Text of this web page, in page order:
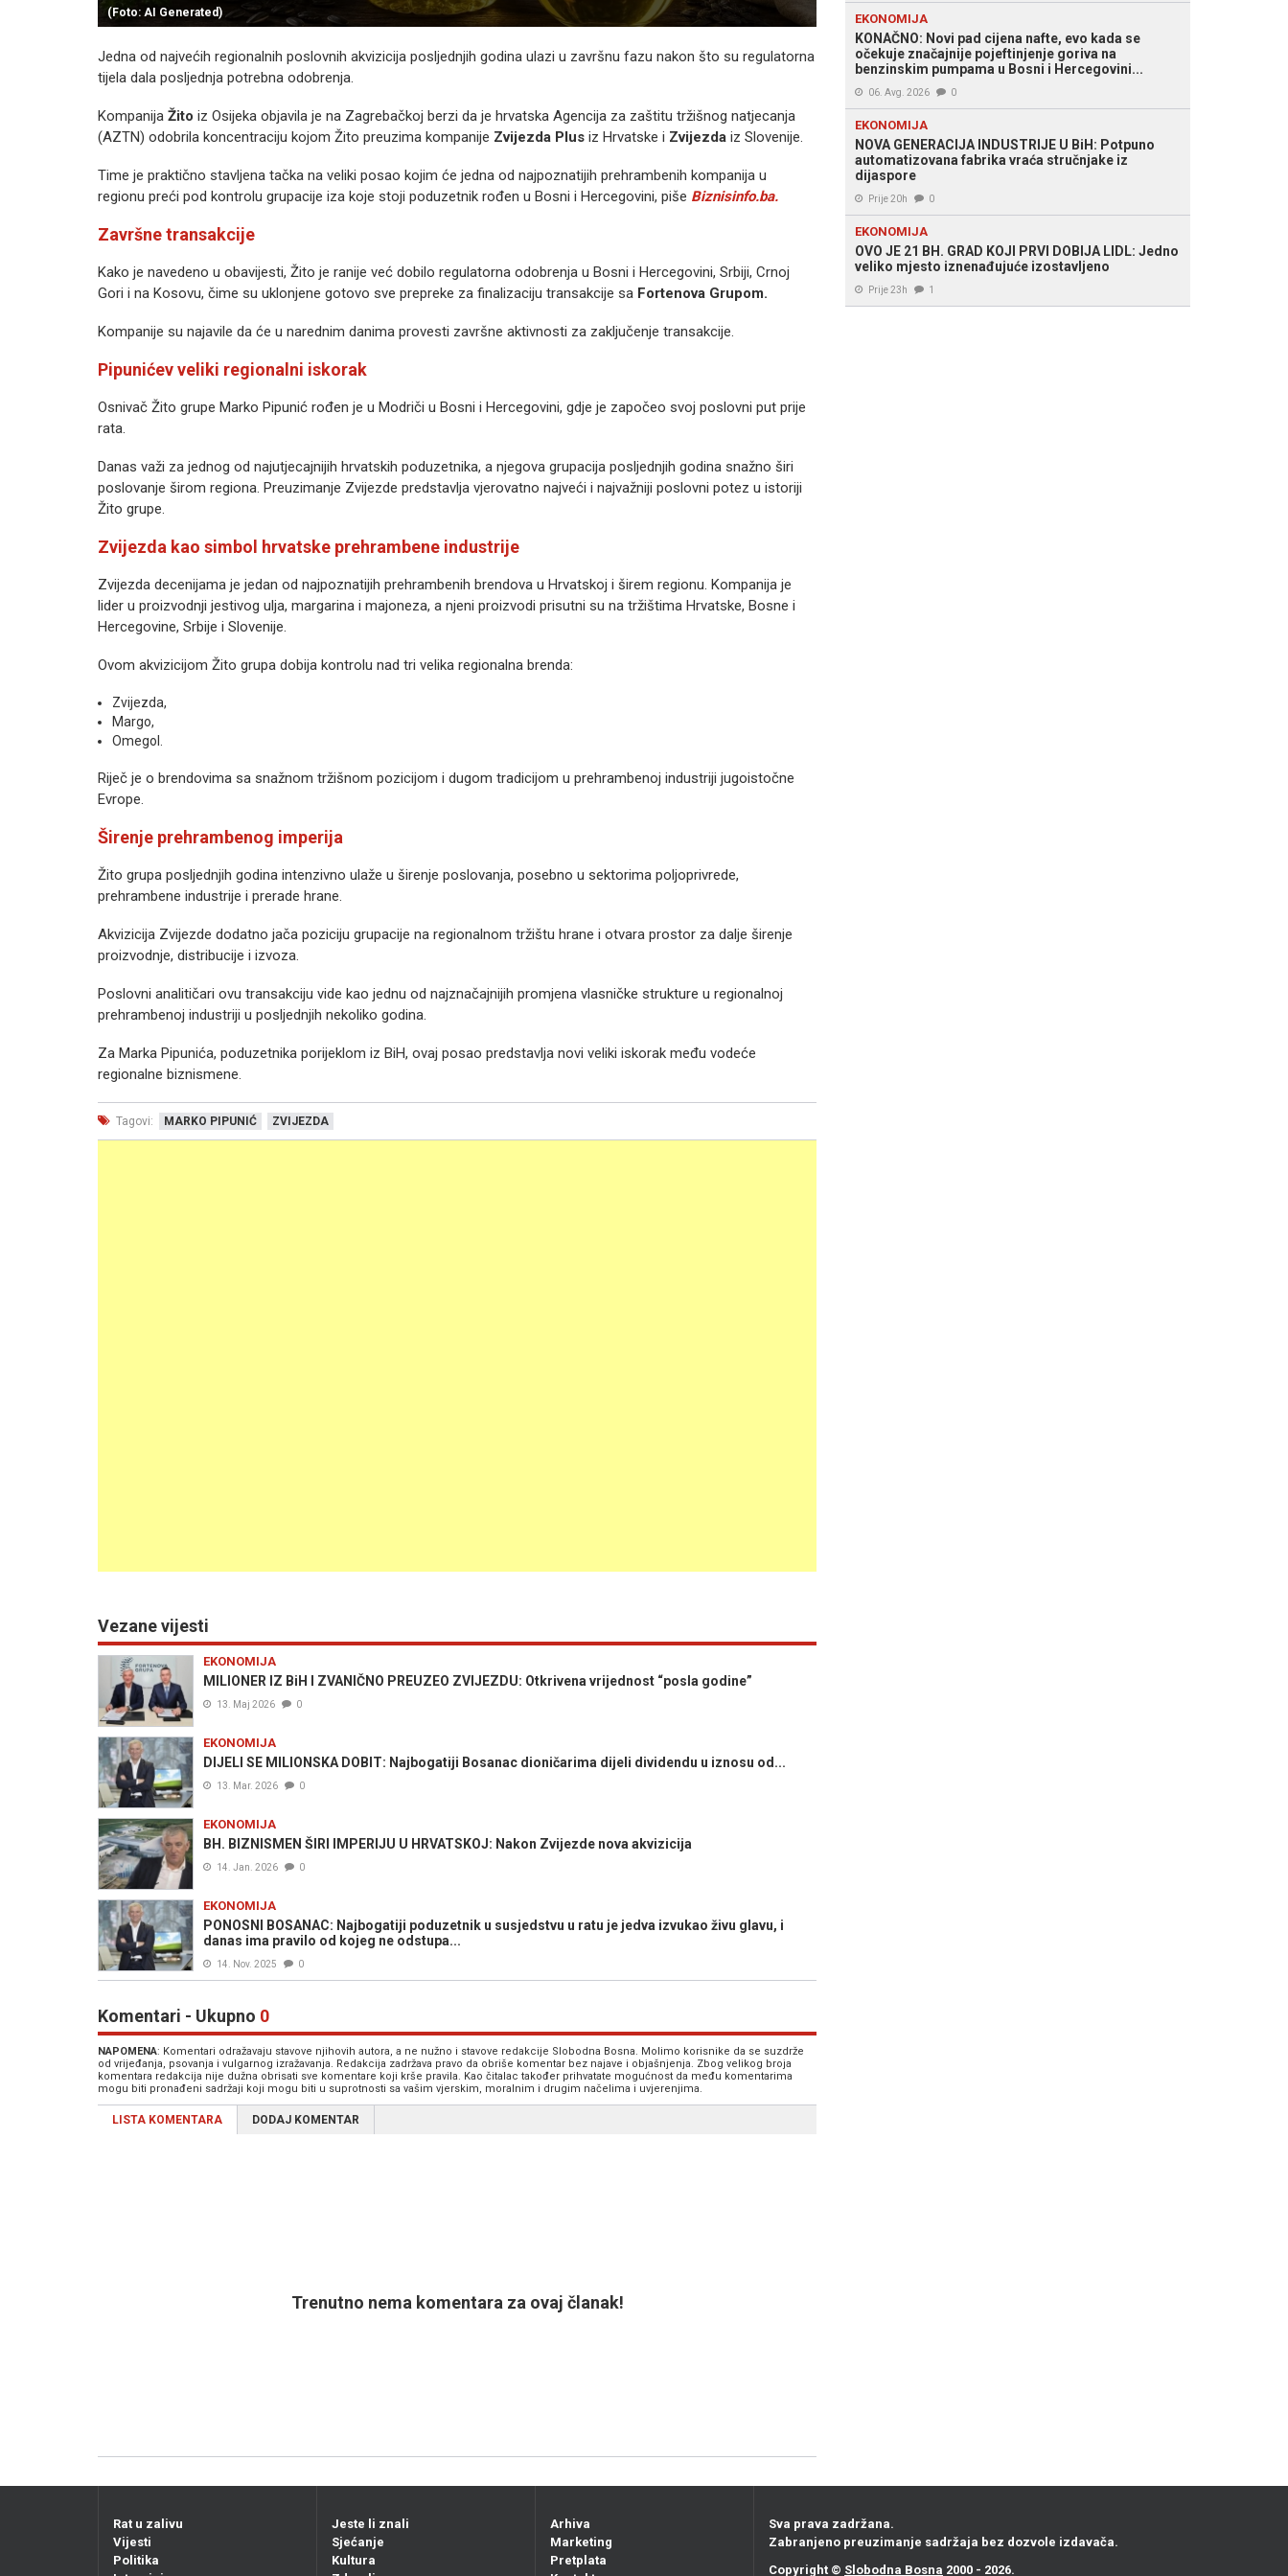
(Foto: AI Generated)
Jedna od najvećih regionalnih poslovnih akvizicija posljednjih godina ulazi u završnu fazu nakon što su regulatorna
tijela dala posljednja potrebna odobrenja.
Kompanija Žito iz Osijeka objavila je na Zagrebačkoj berzi da je hrvatska Agencija za zaštitu tržišnog natjecanja
(AZTN) odobrila koncentraciju kojom Žito preuzima kompanije Zvijezda Plus iz Hrvatske i Zvijezda iz Slovenije.
Time je praktično stavljena tačka na veliki posao kojim će jedna od najpoznatijih prehrambenih kompanija u
regionu preći pod kontrolu grupacije iza koje stoji poduzetnik rođen u Bosni i Hercegovini, piše Biznisinfo.ba.
Završne transakcije
Kako je navedeno u obavijesti, Žito je ranije već dobilo regulatorna odobrenja u Bosni i Hercegovini, Srbiji, Crnoj
Gori i na Kosovu, čime su uklonjene gotovo sve prepreke za finalizaciju transakcije sa Fortenova Grupom.
Kompanije su najavile da će u narednim danima provesti završne aktivnosti za zaključenje transakcije.
Pipunićev veliki regionalni iskorak
Osnivač Žito grupe Marko Pipunić rođen je u Modriči u Bosni i Hercegovini, gdje je započeo svoj poslovni put prije
rata.
Danas važi za jednog od najutjecajnijih hrvatskih poduzetnika, a njegova grupacija posljednjih godina snažno širi
poslovanje širom regiona. Preuzimanje Zvijezde predstavlja vjerovatno najveći i najvažniji poslovni potez u istoriji
Žito grupe.
Zvijezda kao simbol hrvatske prehrambene industrije
Zvijezda decenijama je jedan od najpoznatijih prehrambenih brendova u Hrvatskoj i širem regionu. Kompanija je
lider u proizvodnji jestivog ulja, margarina i majoneza, a njeni proizvodi prisutni su na tržištima Hrvatske, Bosne i
Hercegovine, Srbije i Slovenije.
Ovom akvizicijom Žito grupa dobija kontrolu nad tri velika regionalna brenda:
Zvijezda,
Margo,
Omegol.
Riječ je o brendovima sa snažnom tržišnom pozicijom i dugom tradicijom u prehrambenoj industriji jugoistočne
Evrope.
Širenje prehrambenog imperija
Žito grupa posljednjih godina intenzivno ulaže u širenje poslovanja, posebno u sektorima poljoprivrede,
prehrambene industrije i prerade hrane.
Akvizicija Zvijezde dodatno jača poziciju grupacije na regionalnom tržištu hrane i otvara prostor za dalje širenje
proizvodnje, distribucije i izvoza.
Poslovni analitičari ovu transakciju vide kao jednu od najznačajnijih promjena vlasničke strukture u regionalnoj
prehrambenoj industriji u posljednjih nekoliko godina.
Za Marka Pipunića, poduzetnika porijeklom iz BiH, ovaj posao predstavlja novi veliki iskorak među vodeće
regionalne biznismene.
Tagovi: MARKO PIPUNIĆ ZVIJEZDA
Vezane vijesti
EKONOMIJA
MILIONER IZ BiH I ZVANIČNO PREUZEO ZVIJEZDU: Otkrivena vrijednost “posla godine”
13. Maj 2026 0
EKONOMIJA
DIJELI SE MILIONSKA DOBIT: Najbogatiji Bosanac dioničarima dijeli dividendu u iznosu od...
13. Mar. 2026 0
EKONOMIJA
BH. BIZNISMEN ŠIRI IMPERIJU U HRVATSKOJ: Nakon Zvijezde nova akvizicija
14. Jan. 2026 0
EKONOMIJA
PONOSNI BOSANAC: Najbogatiji poduzetnik u susjedstvu u ratu je jedva izvukao živu glavu, i
danas ima pravilo od kojeg ne odstupa...
14. Nov. 2025 0
Komentari - Ukupno 0
NAPOMENA: Komentari odražavaju stavove njihovih autora, a ne nužno i stavove redakcije Slobodna Bosna. Molimo korisnike da se suzdrže
od vrijeđanja, psovanja i vulgarnog izražavanja. Redakcija zadržava pravo da obriše komentar bez najave i objašnjenja. Zbog velikog broja
komentara redakcija nije dužna obrisati sve komentare koji krše pravila. Kao čitalac također prihvatate mogućnost da među komentarima
mogu biti pronađeni sadržaji koji mogu biti u suprotnosti sa vašim vjerskim, moralnim i drugim načelima i uvjerenjima.
LISTA KOMENTARA DODAJ KOMENTAR
Trenutno nema komentara za ovaj članak!
EKONOMIJA
KONAČNO: Novi pad cijena nafte, evo kada se
očekuje značajnije pojeftinjenje goriva na
benzinskim pumpama u Bosni i Hercegovini...
06. Avg. 2026 0
EKONOMIJA
NOVA GENERACIJA INDUSTRIJE U BiH: Potpuno
automatizovana fabrika vraća stručnjake iz
dijaspore
Prije 20h 0
EKONOMIJA
OVO JE 21 BH. GRAD KOJI PRVI DOBIJA LIDL: Jedno
veliko mjesto iznenađujuće izostavljeno
Prije 23h 1
Rat u zalivu
Vijesti
Politika
Jeste li znali
Sjećanje
Kultura
Arhiva
Marketing
Pretplata
Sva prava zadržana.
Zabranjeno preuzimanje sadržaja bez dozvole izdavača.
Copyright © Slobodna Bosna 2000 - 2026.